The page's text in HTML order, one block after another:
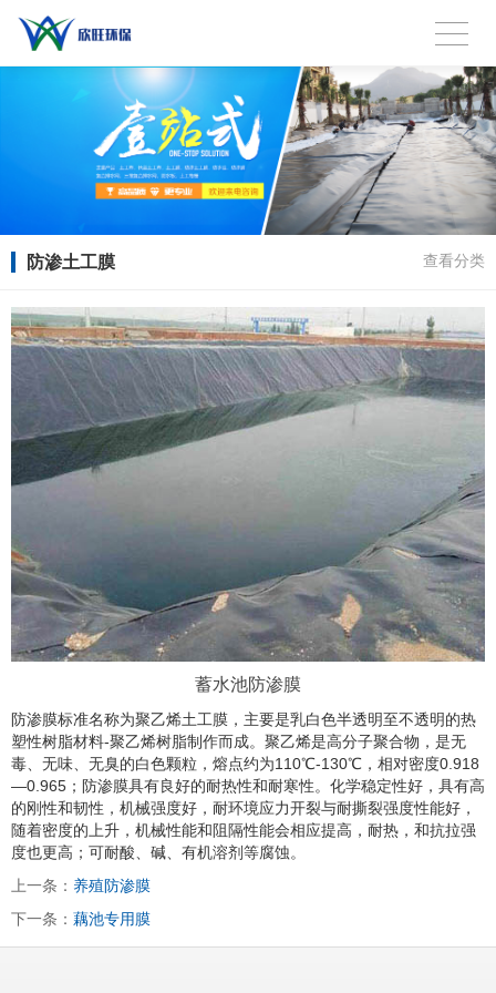
防渗土工膜 查看分类
蓄水池防渗膜
防渗膜标准名称为聚乙烯土工膜，主要是乳白色半透明至不透明的热
塑性树脂材料-聚乙烯树脂制作而成。聚乙烯是高分子聚合物，是无
毒、无味、无臭的白色颗粒，熔点约为110℃-130℃，相对密度0.918
—0.965；防渗膜具有良好的耐热性和耐寒性。化学稳定性好，具有高
的刚性和韧性，机械强度好，耐环境应力开裂与耐撕裂强度性能好，
随着密度的上升，机械性能和阻隔性能会相应提高，耐热，和抗拉强
度也更高；可耐酸、碱、有机溶剂等腐蚀。
上一条： 养殖防渗膜
下一条： 藕池专用膜